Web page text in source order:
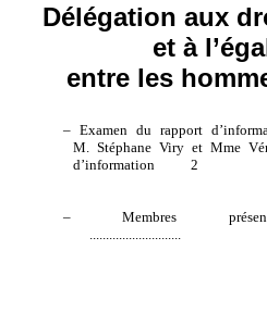
Délégation aux
et à
entre les
– Examen du rapport
M. Stéphane Viry et Mme
d’information
2
–
Membres
............................